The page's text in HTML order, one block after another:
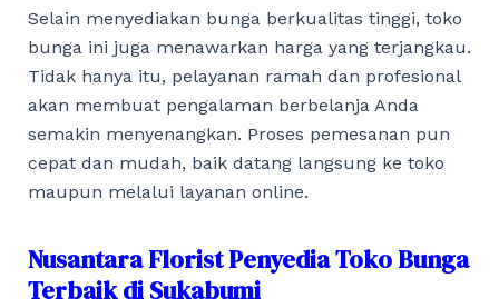
Selain menyediakan bunga berkualitas tinggi, toko
bunga ini juga menawarkan harga yang terjangkau.
Tidak hanya itu, pelayanan ramah dan profesional
akan membuat pengalaman berbelanja Anda
semakin menyenangkan. Proses pemesanan pun
cepat dan mudah, baik datang langsung ke toko
maupun melalui layanan online.
Nusantara Florist Penyedia Toko Bunga
Terbaik di Sukabumi